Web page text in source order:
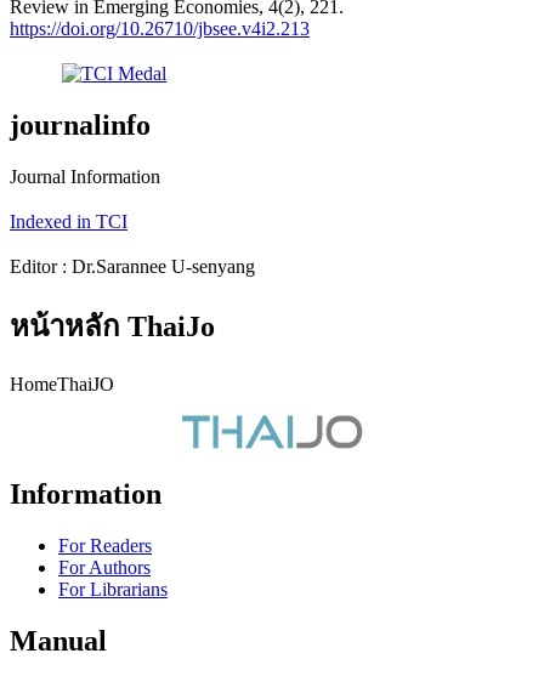
Review in Emerging Economies, 4(2), 221.
https://doi.org/10.26710/jbsee.v4i2.213
journalinfo
Journal Information
Indexed in TCI
Editor : Dr.Sarannee U-senyang
หน้าหลัก ThaiJo
HomeThaiJO
Information
For Readers
For Authors
For Librarians
Manual